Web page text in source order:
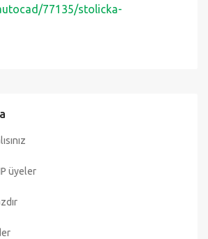
77135/stolicka-
üyeler